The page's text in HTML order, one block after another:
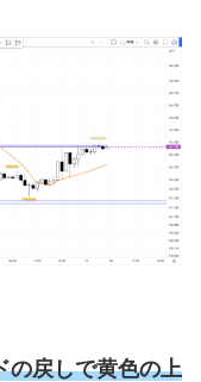
の戻しで黄色の上